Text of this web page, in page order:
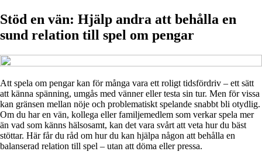
Stöd en vän: Hjälp andra att behålla en
sund relation till spel om pengar
Att spela om pengar kan för många vara ett roligt tidsfördriv – ett sätt
att känna spänning, umgås med vänner eller testa sin tur. Men för vissa
kan gränsen mellan nöje och problematiskt spelande snabbt bli otydlig.
Om du har en vän, kollega eller familjemedlem som verkar spela mer
än vad som känns hälsosamt, kan det vara svårt att veta hur du bäst
stöttar. Här får du råd om hur du kan hjälpa någon att behålla en
balanserad relation till spel – utan att döma eller pressa.